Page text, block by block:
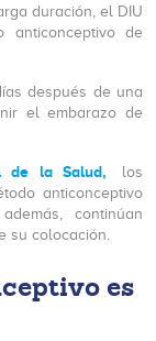
duración, el DIU
anticonceptivo de
después de una
el embarazo de
de la Salud,
los
anticonceptivo
continúan
su colocación.
es